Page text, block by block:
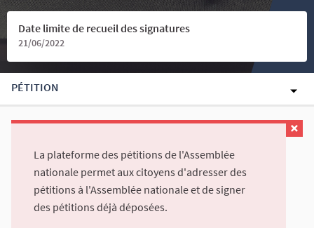
Date limite de recueil des signatures
21/06/2022
PÉTITION
La plateforme des pétitions de l'Assemblée
nationale permet aux citoyens d'adresser des
pétitions à l'Assemblée nationale et de signer
des pétitions déjà déposées.